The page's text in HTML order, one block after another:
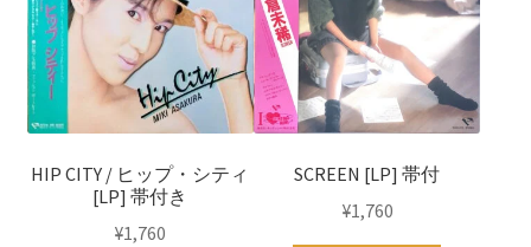
HIP CITY / ヒップ・シティ
[LP] 帯付き
¥1,760
SCREEN [LP] 帯付
¥1,760